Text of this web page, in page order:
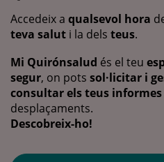
Accedeix a qualsevol hora
teva salut i la dels teus.
Mi Quirónsalud és el teu
segur, on pots sol·licitar i
consultar els teus
desplaçaments.
Descobreix-ho!